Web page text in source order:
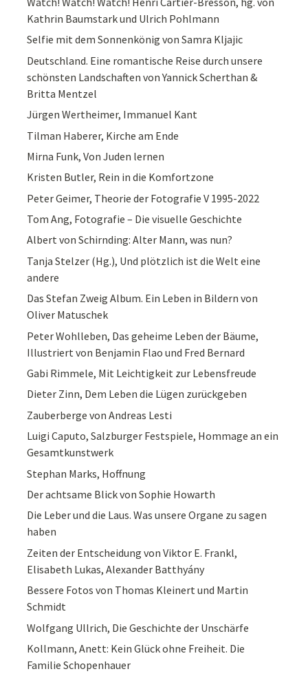
Kathrin Baumstark und Ulrich Pohlmann
Selfie mit dem Sonnenkönig von Samra Kljajic
Deutschland. Eine romantische Reise durch unsere
schönsten Landschaften von Yannick Scherthan &
Britta Mentzel
Jürgen Wertheimer, Immanuel Kant
Tilman Haberer, Kirche am Ende
Mirna Funk, Von Juden lernen
Kristen Butler, Rein in die Komfortzone
Peter Geimer, Theorie der Fotografie V 1995-2022
Tom Ang, Fotografie – Die visuelle Geschichte
Albert von Schirnding: Alter Mann, was nun?
Tanja Stelzer (Hg.), Und plötzlich ist die Welt eine
andere
Das Stefan Zweig Album. Ein Leben in Bildern von
Oliver Matuschek
Peter Wohlleben, Das geheime Leben der Bäume,
Illustriert von Benjamin Flao und Fred Bernard
Gabi Rimmele, Mit Leichtigkeit zur Lebensfreude
Dieter Zinn, Dem Leben die Lügen zurückgeben
Zauberberge von Andreas Lesti
Luigi Caputo, Salzburger Festspiele, Hommage an ein
Gesamtkunstwerk
Stephan Marks, Hoffnung
Der achtsame Blick von Sophie Howarth
Die Leber und die Laus. Was unsere Organe zu sagen
haben
Zeiten der Entscheidung von Viktor E. Frankl,
Elisabeth Lukas, Alexander Batthyány
Bessere Fotos von Thomas Kleinert und Martin
Schmidt
Wolfgang Ullrich, Die Geschichte der Unschärfe
Kollmann, Anett: Kein Glück ohne Freiheit. Die
Familie Schopenhauer